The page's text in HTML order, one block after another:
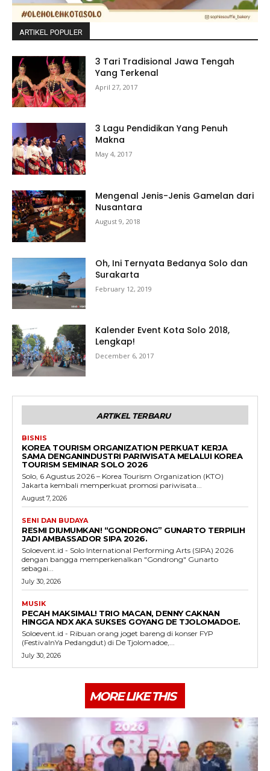
ARTIKEL POPULER
3 Tari Tradisional Jawa Tengah
Yang Terkenal
April 27, 2017
3 Lagu Pendidikan Yang Penuh
Makna
May 4, 2017
Mengenal Jenis-Jenis Gamelan dari
Nusantara
August 9, 2018
Oh, Ini Ternyata Bedanya Solo dan
Surakarta
February 12, 2019
Kalender Event Kota Solo 2018,
Lengkap!
December 6, 2017
ARTIKEL TERBARU
BISNIS
KOREA TOURISM ORGANIZATION PERKUAT KERJA
SAMA DENGANINDUSTRI PARIWISATA MELALUI KOREA
TOURISM SEMINAR SOLO 2026
Solo, 6 Agustus 2026 – Korea Tourism Organization (KTO)
Jakarta kembali memperkuat promosi pariwisata...
August 7, 2026
SENI DAN BUDAYA
RESMI DIUMUMKAN! “GONDRONG” GUNARTO TERPILIH
JADI AMBASSADOR SIPA 2026.
Soloevent.id - Solo International Performing Arts (SIPA) 2026
dengan bangga memperkenalkan "Gondrong" Gunarto
sebagai...
July 30, 2026
MUSIK
PECAH MAKSIMAL! TRIO MACAN, DENNY CAKNAN
HINGGA NDX AKA SUKSES GOYANG DE TJOLOMADOE.
Soloevent.id - Ribuan orang joget bareng di konser FYP
(FestivalnYa Pedangdut) di De Tjolomadoe,...
July 30, 2026
MORE LIKE THIS